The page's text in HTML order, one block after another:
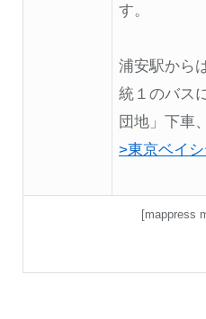
す。
浦安駅から
統１のバス
団地」下車
>東京ベイ
[mappress